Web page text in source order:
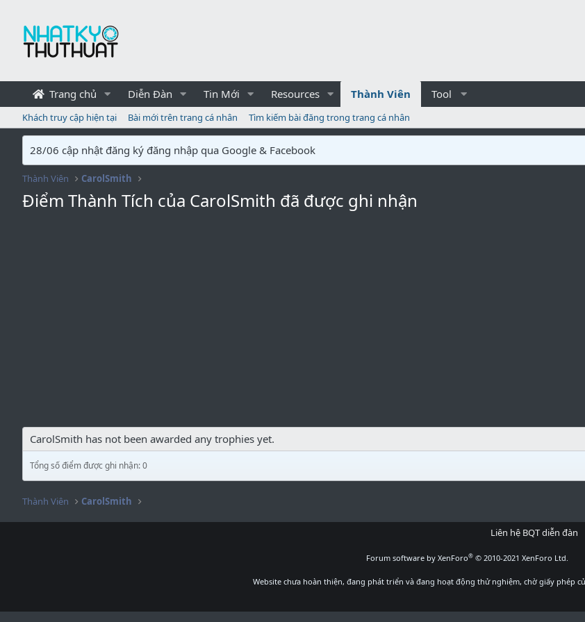
Trang chủ Diễn Đàn Tin Mới Resources Thành Viên Tool
Khách truy cập hiện tại Bài mới trên trang cá nhân Tìm kiếm bài đăng trong trang cá nhân
28/06 cập nhật đăng ký đăng nhập qua Google & Facebook
Thành Viên CarolSmith
Điểm Thành Tích của CarolSmith đã được ghi nhận
CarolSmith has not been awarded any trophies yet.
Tổng số điểm được ghi nhận: 0
Thành Viên CarolSmith
Liên hệ BQT diễn đàn
Forum software by XenForo® © 2010-2021 XenForo Ltd.
Website chưa hoàn thiện, đang phát triển và đang hoạt động thử nghiệm, chờ giấy phép